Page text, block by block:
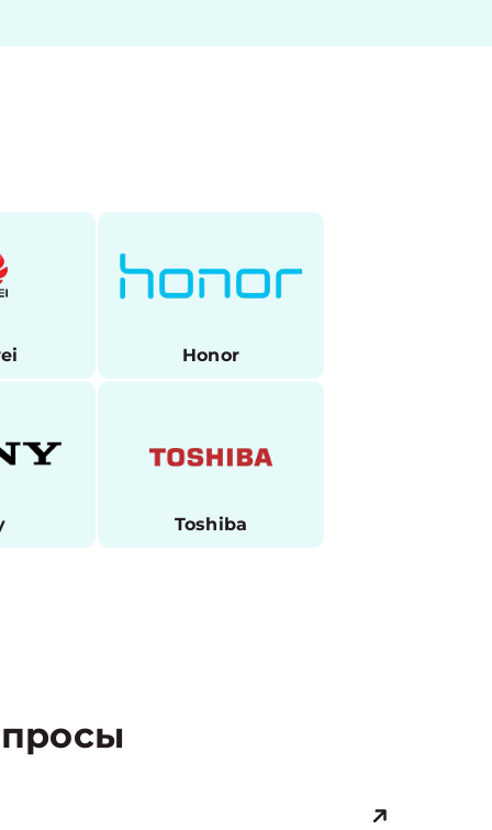
Honor
Toshiba